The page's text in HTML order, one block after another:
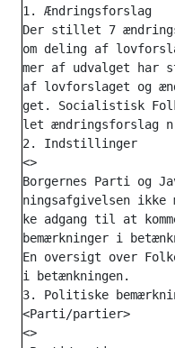
1. Ændringsforslag
Der stillet 7
om deling af
mer af udvalget har
af lovforslaget og
get. Socialistisk
let ændringsforslag
2. Indstillinger
<>
Borgernes Parti og
ningsafgivelsen ikke
ke adgang til at
bemærkninger i
En oversigt over
i betænkningen.
3. Politiske
<Parti/partier>
<>